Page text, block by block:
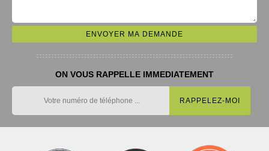
ON VOUS RAPPELLE IMMEDIATEMENT